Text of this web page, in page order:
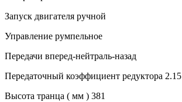
Запуск двигателя ручной
Управление румпельное
Передачи вперед-нейтраль-назад
Передаточный коэффициент редуктора 2.15
Высота транца ( мм ) 381